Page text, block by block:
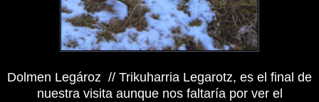
Dolmen Legároz // Trikuharria Legarotz, es el final de
nuestra visita aunque nos faltaría por ver el